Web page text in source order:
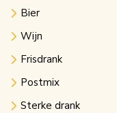
Bier
Wijn
Frisdrank
Postmix
Sterke drank